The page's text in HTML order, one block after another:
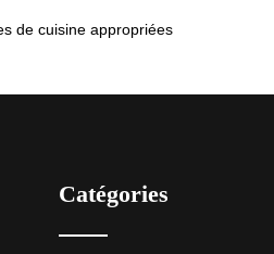
ancestrales qui
de cuisine appropriées
Catégories